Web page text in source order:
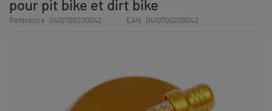
pour pit bike et dirt bike
Référence :0410700200042 EAN :0410700200042